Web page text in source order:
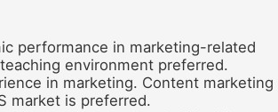
performance in marketing-related
environment preferred.
in marketing. Content marketing
market is preferred.